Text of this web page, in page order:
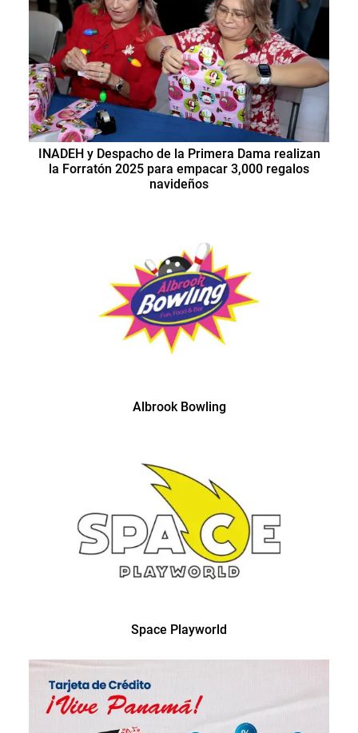
INADEH y Despacho de la Primera Dama realizan
la Forratón 2025 para empacar 3,000 regalos
navideños
Albrook Bowling
Space Playworld